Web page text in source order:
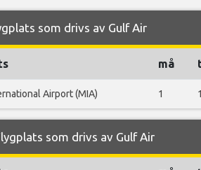
som drivs av Gulf Air
må
Airport (MIA) 1 1
som drivs av Gulf Air